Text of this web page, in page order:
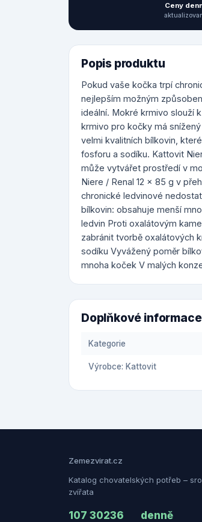
Ceny
Popis produktu
Pokud vaše kočka trpí
nejlepším možným
ideální. Mokré krmivo slouží
krmivo pro kočky má
velmi kvalitních bílkovin,
fosforu a sodíku. Kattovit
může vytvářet prostředí v
Niere / Renal 12 x 85 g v
chronické ledvinové
bílkovin: obsahuje menší
ledvin Proti oxalátovým
zabránit tvorbě oxalátových
sodíku Vyvážený poměr
mnoha koček V malých
Doplňkové informace
Kategorie
Výrobce: Kattovit
Zemezvirat.cz
Katalog chovatelských potřeb –
zvířata
107 30236 denně